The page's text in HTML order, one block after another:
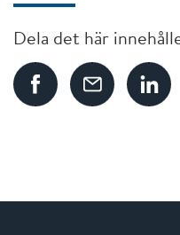
Dela det här